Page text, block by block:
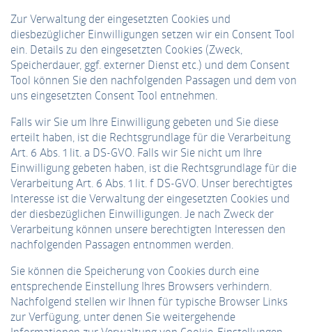
Zur Verwaltung der eingesetzten Cookies und
diesbezüglicher Einwilligungen setzen wir ein Consent Tool
ein. Details zu den eingesetzten Cookies (Zweck,
Speicherdauer, ggf. externer Dienst etc.) und dem Consent
Tool können Sie den nachfolgenden Passagen und dem von
uns eingesetzten Consent Tool entnehmen.
Falls wir Sie um Ihre Einwilligung gebeten und Sie diese
erteilt haben, ist die Rechtsgrundlage für die Verarbeitung
Art. 6 Abs. 1 lit. a DS-GVO. Falls wir Sie nicht um Ihre
Einwilligung gebeten haben, ist die Rechtsgrundlage für die
Verarbeitung Art. 6 Abs. 1 lit. f DS-GVO. Unser berechtigtes
Interesse ist die Verwaltung der eingesetzten Cookies und
der diesbezüglichen Einwilligungen. Je nach Zweck der
Verarbeitung können unsere berechtigten Interessen den
nachfolgenden Passagen entnommen werden.
Sie können die Speicherung von Cookies durch eine
entsprechende Einstellung Ihres Browsers verhindern.
Nachfolgend stellen wir Ihnen für typische Browser Links
zur Verfügung, unter denen Sie weitergehende